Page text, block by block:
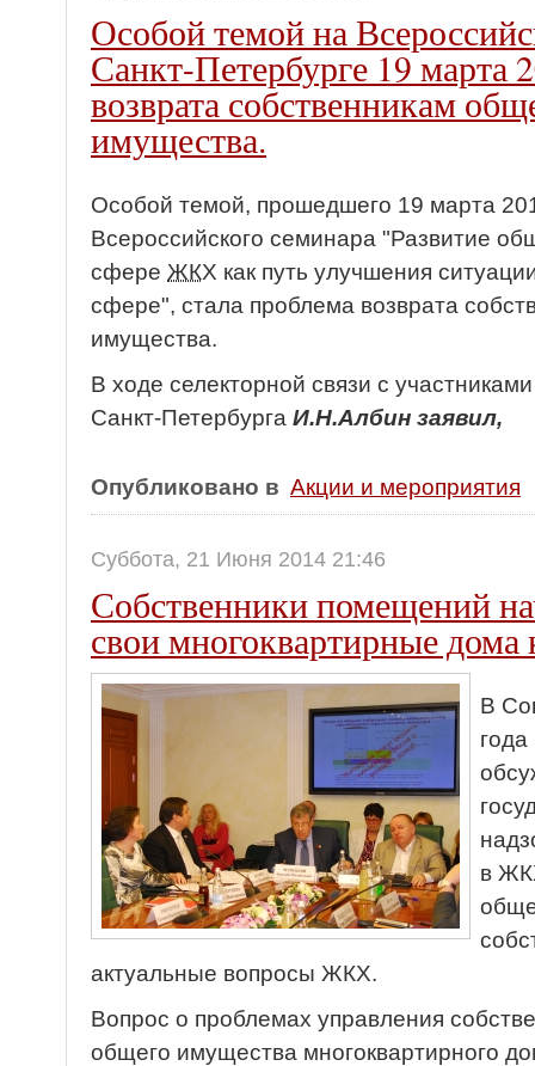
Особой темой на
Санкт-Петербурге 19 марта
возврата собственникам
имущества.
Особой темой, прошедшего 19 марта
Всероссийского семинара "Развитие
сфере ЖКХ как путь улучшения
сфере", стала проблема возврата
имущества.
В ходе селекторной связи с
Санкт-Петербурга И.Н.Албин заявил,
Опубликовано в Акции и мероприятия
Суббота, 21 Июня 2014 21:46
Собственники помещений
свои многоквартирные дома
В
в
актуальные вопросы ЖКХ.
Вопрос о проблемах управления
общего имущества многоквартирного